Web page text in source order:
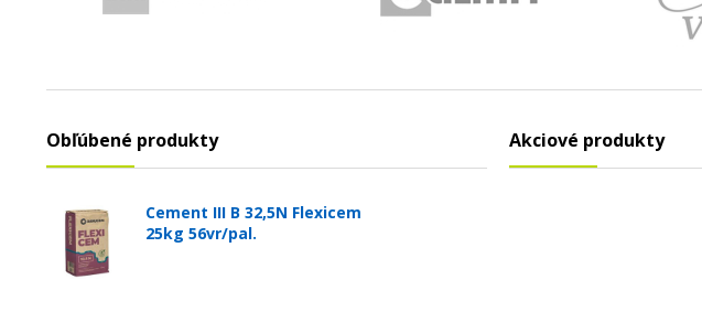
Obľúbené produkty
Cement III B 32,5N Flexicem
25kg 56vr/pal.
Akciové produkty